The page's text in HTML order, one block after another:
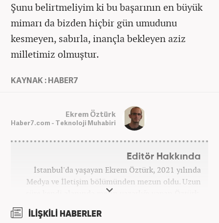
Şunu belirtmeliyim ki bu başarının en büyük
mimarı da bizden hiçbir gün umudunu
kesmeyen, sabırla, inançla bekleyen aziz
milletimiz olmuştur.
KAYNAK : HABER7
Ekrem Öztürk
Haber7.com - Teknoloji Muhabiri
Editör Hakkında
İstanbul'da yaşayan Ekrem Öztürk, 2021 yılında
Medya ve İletişim bölümünden mezun oldu. Uzun
süre kendi alanında metin yazarlığı yapan Öztürk,
şu an Haber7.com'da "Muhabir - Editör" olarak görev
yapmaktadır. Ayrıca günümüz insan ilişkilerinde
İLİŞKİLİ HABERLER